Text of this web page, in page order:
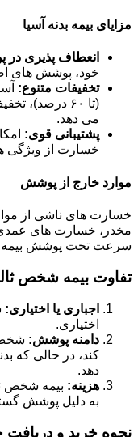
مزایای بیمه بدنه آسیا
انعطاف پذیری
خود، پوشش های
تخفیفات متنوع:
(تا ۶۰
می دهد.
پشتیبانی قوی:
خسارت از ویژگی
موارد خارج از پوشش
خسارت های ناشی از
مخدر، خسارت های عمدی
سرعت تحت پوشش بیمه
تفاوت بیمه شخص
اجباری یا اختیاری:
اختیاری.
دامنه پوشش: شخص
کند، در حالی که
دهد.
هزینه: بیمه شخص
به دلیل پوشش
نحوه خرید و